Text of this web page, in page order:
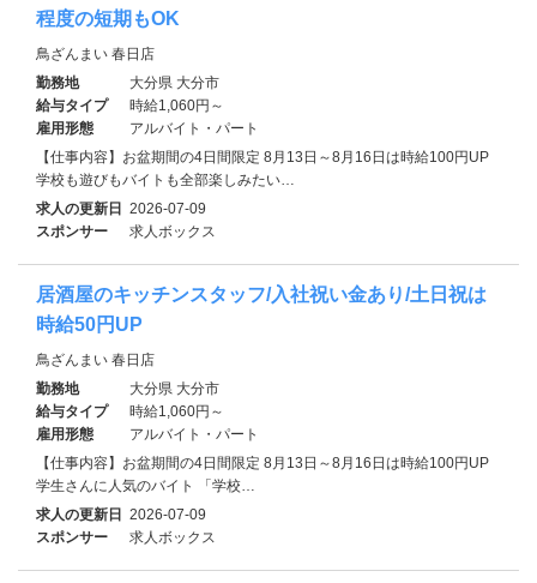
程度の短期もOK
鳥ざんまい 春日店
勤務地
大分県 大分市
給与タイプ
時給1,060円～
雇用形態
アルバイト・パート
【仕事内容】お盆期間の4日間限定 8月13日～8月16日は時給100円UP
学校も遊びもバイトも全部楽しみたい…
求人の更新日 2026-07-09
スポンサー
求人ボックス
居酒屋のキッチンスタッフ/入社祝い金あり/土日祝は
時給50円UP
鳥ざんまい 春日店
勤務地
大分県 大分市
給与タイプ
時給1,060円～
雇用形態
アルバイト・パート
【仕事内容】お盆期間の4日間限定 8月13日～8月16日は時給100円UP
学生さんに人気のバイト 「学校…
求人の更新日 2026-07-09
スポンサー
求人ボックス